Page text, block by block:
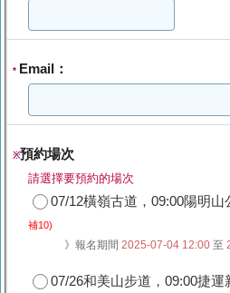
* Email：
※預約場次
請選擇要預約的場次
07/12橫嶺古道，09:00陽明山
補10)
》報名期間 2025-07-04 12:00 至
07/26和美山步道，09:00捷